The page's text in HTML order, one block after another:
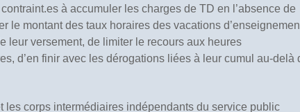
à accumuler les charges de TD en l’absence de
le montant des taux horaires des vacations
leur versement, de limiter le recours aux heures
d’en finir avec les dérogations liées à leur cumul au-delà
les corps intermédiaires indépendants du service public